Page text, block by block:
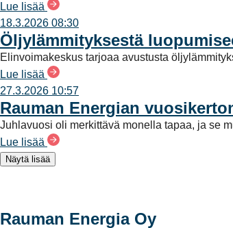
Lue lisää
18.3.2026 08:30
Öljylämmityksestä
Elinvoimakeskus tarjoaa avustusta
Lue lisää
27.3.2026 10:57
Rauman Energian
Juhlavuosi oli merkittävä monella tapaa, ja se
Lue lisää
Näytä lisää
Rauman Energia Oy